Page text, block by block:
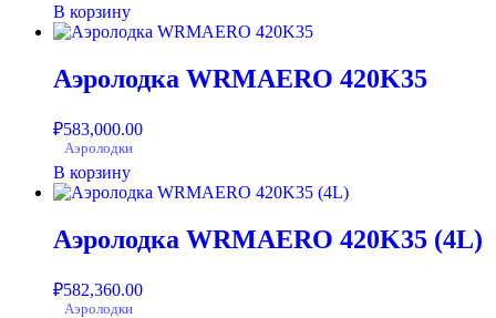
В корзину
Аэролодка WRMAERO 420K35
₽583,000.00
Аэролодки
В корзину
Аэролодка WRMAERO 420K35 (4L)
₽582,360.00
Аэролодки